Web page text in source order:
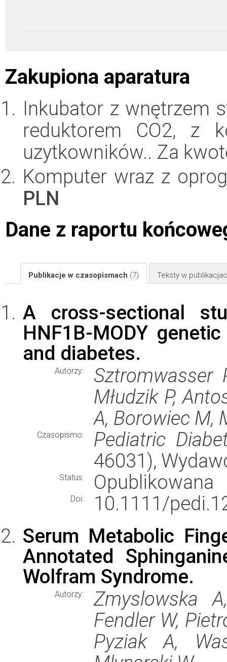
Zakupiona aparatura
Inkubator z wnętrzem
reduktorem CO2, z
uzytkowników.. Za
Komputer wraz z
PLN
Dane z raportu
Publikacje w czasopismach (7) Teksty w
A cross-sectional
HNF1B-MODY
and diabetes.
Autorzy:
Sztromwasser
Młudzik P,
A, Borowiec M,
Czasopismo:
Pediatric
46031),
Status: Opublikowana
Doi:
10.1111/
Serum Metabolic
Annotated
Wolfram Syndrome.
Autorzy:
Zmyslowska
Fendler W,
Pyziak A,